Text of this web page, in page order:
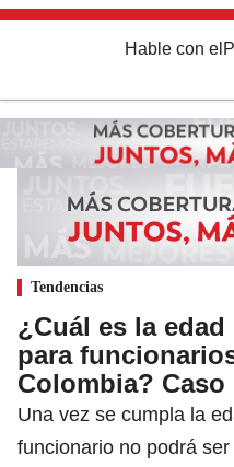
Hable con el
Tendencias
¿Cuál es la
para
Colombia?
Una vez se cumpla la
funcionario no podrá